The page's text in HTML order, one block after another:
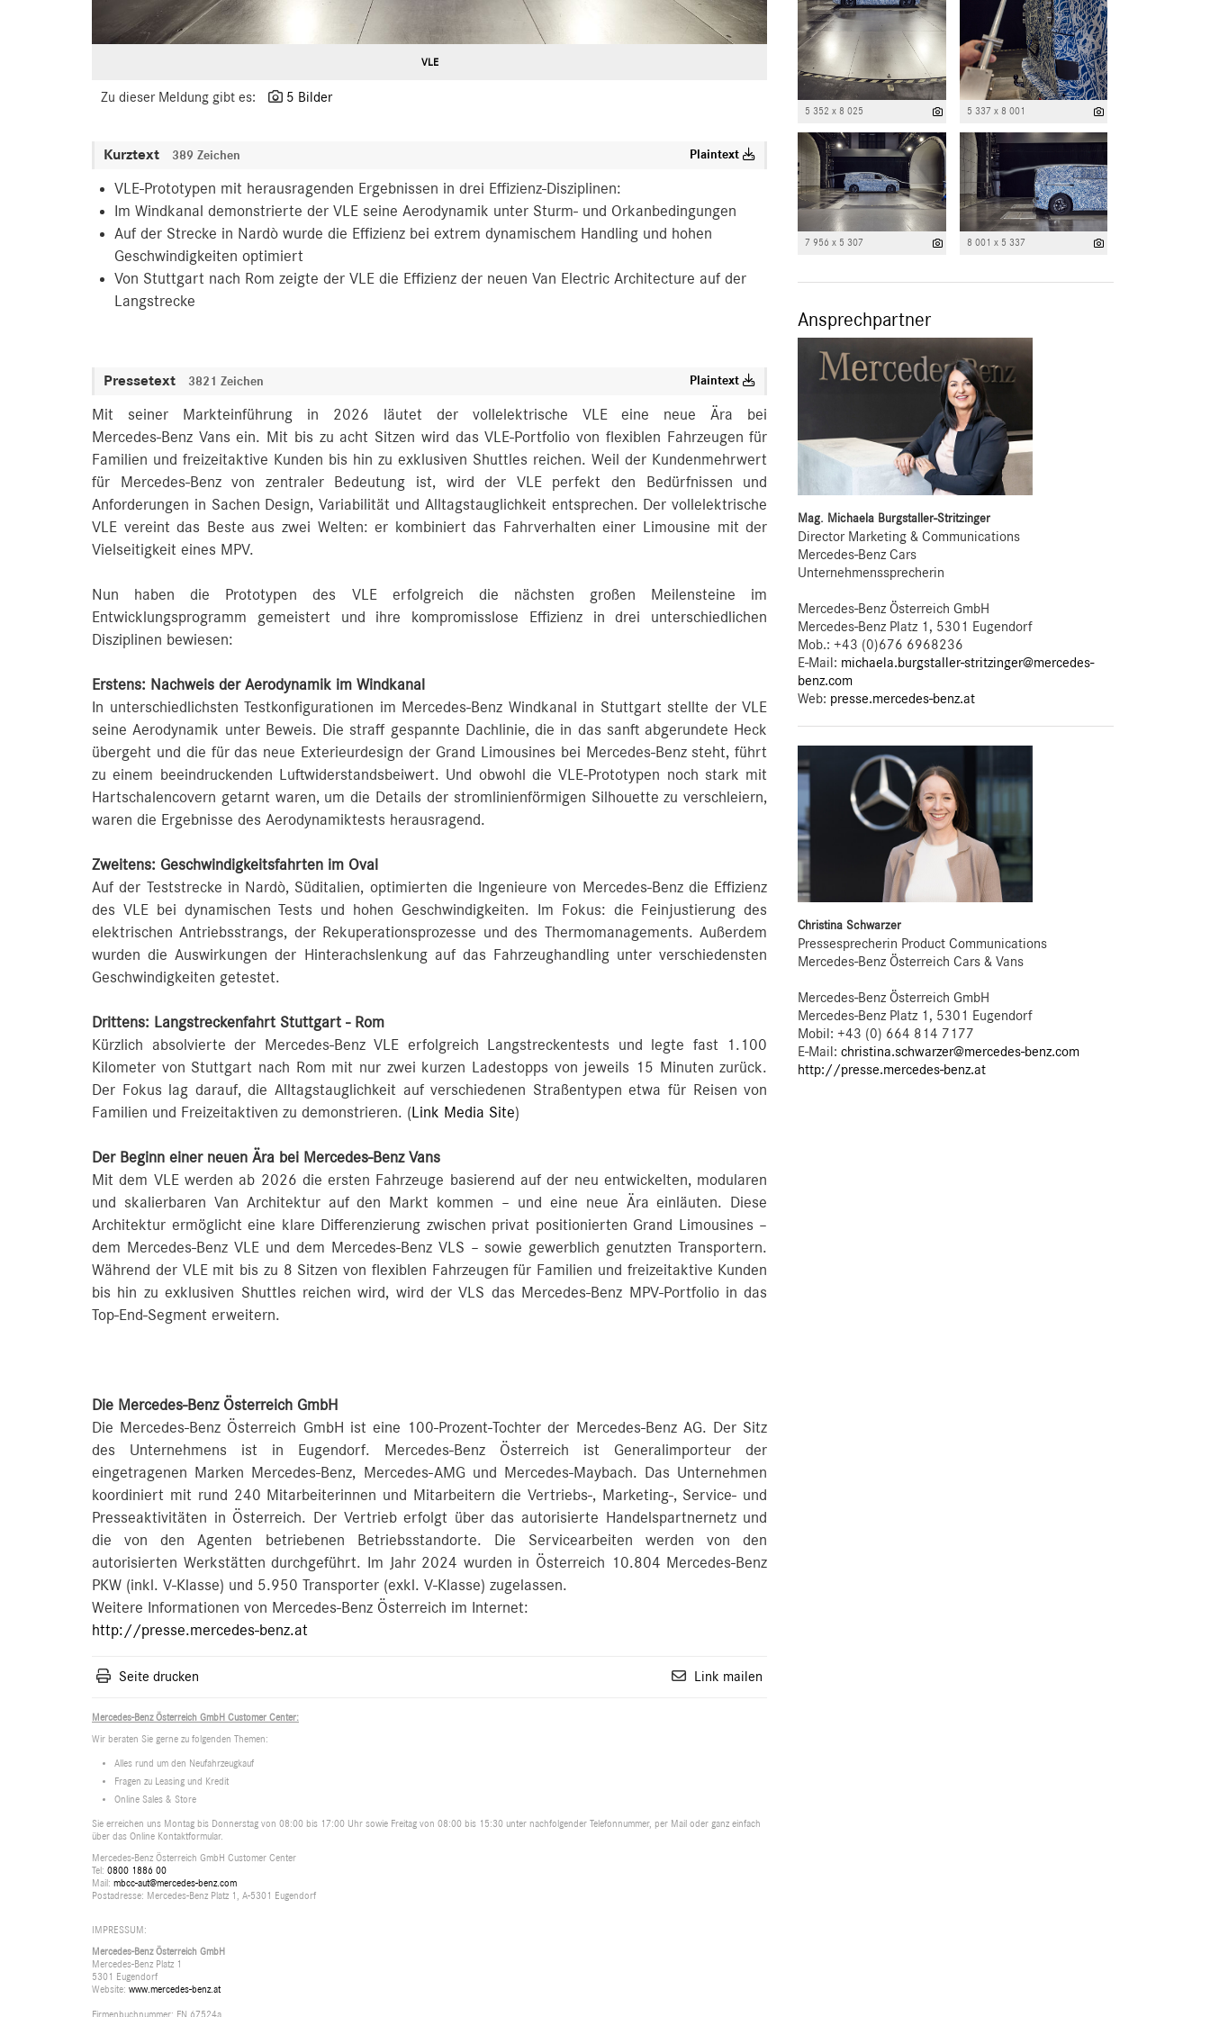
VLE
Zu dieser Meldung gibt es: 5 Bilder
Kurztext 389 Zeichen Plaintext
VLE-Prototypen mit herausragenden Ergebnissen in drei Effizienz-Disziplinen:
Im Windkanal demonstrierte der VLE seine Aerodynamik unter Sturm- und Orkanbedingungen
Auf der Strecke in Nardò wurde die Effizienz bei extrem dynamischem Handling und hohen
Geschwindigkeiten optimiert
Von Stuttgart nach Rom zeigte der VLE die Effizienz der neuen Van Electric Architecture auf der
Langstrecke
Pressetext 3821 Zeichen Plaintext
Mit seiner Markteinführung in 2026 läutet der vollelektrische VLE eine neue Ära bei
Mercedes‑Benz Vans ein. Mit bis zu acht Sitzen wird das VLE-Portfolio von flexiblen Fahrzeugen für
Familien und freizeitaktive Kunden bis hin zu exklusiven Shuttles reichen. Weil der Kundenmehrwert
für Mercedes‑Benz von zentraler Bedeutung ist, wird der VLE perfekt den Bedürfnissen und
Anforderungen in Sachen Design, Variabilität und Alltagstauglichkeit entsprechen. Der vollelektrische
VLE vereint das Beste aus zwei Welten: er kombiniert das Fahrverhalten einer Limousine mit der
Vielseitigkeit eines MPV.
Nun haben die Prototypen des VLE erfolgreich die nächsten großen Meilensteine im
Entwicklungsprogramm gemeistert und ihre kompromisslose Effizienz in drei unterschiedlichen
Disziplinen bewiesen:
Erstens: Nachweis der Aerodynamik im Windkanal
In unterschiedlichsten Testkonfigurationen im Mercedes‑Benz Windkanal in Stuttgart stellte der VLE
seine Aerodynamik unter Beweis. Die straff gespannte Dachlinie, die in das sanft abgerundete Heck
übergeht und die für das neue Exterieurdesign der Grand Limousines bei Mercedes‑Benz steht, führt
zu einem beeindruckenden Luftwiderstandsbeiwert. Und obwohl die VLE-Prototypen noch stark mit
Hartschalencovern getarnt waren, um die Details der stromlinienförmigen Silhouette zu verschleiern,
waren die Ergebnisse des Aerodynamiktests herausragend.
Zweitens: Geschwindigkeitsfahrten im Oval
Auf der Teststrecke in Nardò, Süditalien, optimierten die Ingenieure von Mercedes‑Benz die Effizienz
des VLE bei dynamischen Tests und hohen Geschwindigkeiten. Im Fokus: die Feinjustierung des
elektrischen Antriebsstrangs, der Rekuperationsprozesse und des Thermomanagements. Außerdem
wurden die Auswirkungen der Hinterachslenkung auf das Fahrzeughandling unter verschiedensten
Geschwindigkeiten getestet.
Drittens: Langstreckenfahrt Stuttgart - Rom
Kürzlich absolvierte der Mercedes‑Benz VLE erfolgreich Langstreckentests und legte fast 1.100
Kilometer von Stuttgart nach Rom mit nur zwei kurzen Ladestopps von jeweils 15 Minuten zurück.
Der Fokus lag darauf, die Alltagstauglichkeit auf verschiedenen Straßentypen etwa für Reisen von
Familien und Freizeitaktiven zu demonstrieren. (Link Media Site)
Der Beginn einer neuen Ära bei Mercedes-Benz Vans
Mit dem VLE werden ab 2026 die ersten Fahrzeuge basierend auf der neu entwickelten, modularen
und skalierbaren Van Architektur auf den Markt kommen – und eine neue Ära einläuten. Diese
Architektur ermöglicht eine klare Differenzierung zwischen privat positionierten Grand Limousines –
dem Mercedes-Benz VLE und dem Mercedes-Benz VLS – sowie gewerblich genutzten Transportern.
Während der VLE mit bis zu 8 Sitzen von flexiblen Fahrzeugen für Familien und freizeitaktive Kunden
bis hin zu exklusiven Shuttles reichen wird, wird der VLS das Mercedes-Benz MPV-Portfolio in das
Top-End-Segment erweitern.
Die Mercedes-Benz Österreich GmbH
Die Mercedes-Benz Österreich GmbH ist eine 100-Prozent-Tochter der Mercedes-Benz AG. Der Sitz
des Unternehmens ist in Eugendorf. Mercedes-Benz Österreich ist Generalimporteur der
eingetragenen Marken Mercedes-Benz, Mercedes-AMG und Mercedes-Maybach. Das Unternehmen
koordiniert mit rund 240 Mitarbeiterinnen und Mitarbeitern die Vertriebs-, Marketing-, Service- und
Presseaktivitäten in Österreich. Der Vertrieb erfolgt über das autorisierte Handelspartnernetz und
die von den Agenten betriebenen Betriebsstandorte. Die Servicearbeiten werden von den
autorisierten Werkstätten durchgeführt. Im Jahr 2024 wurden in Österreich 10.804 Mercedes-Benz
PKW (inkl. V-Klasse) und 5.950 Transporter (exkl. V-Klasse) zugelassen.
Weitere Informationen von Mercedes-Benz Österreich im Internet:
http://presse.mercedes-benz.at
Seite drucken Link mailen
Mercedes-Benz Österreich GmbH Customer Center:
Wir beraten Sie gerne zu folgenden Themen:
Alles rund um den Neufahrzeugkauf
Fragen zu Leasing und Kredit
Online Sales & Store
Sie erreichen uns Montag bis Donnerstag von 08:00 bis 17:00 Uhr sowie Freitag von 08:00 bis 15:30 unter nachfolgender Telefonnummer, per Mail oder ganz einfach
über das Online Kontaktformular.
Mercedes-Benz Österreich GmbH Customer Center
Tel: 0800 1886 00
Mail: mbcc-aut@mercedes-benz.com
Postadresse: Mercedes-Benz Platz 1, A-5301 Eugendorf
IMPRESSUM:
Mercedes-Benz Österreich GmbH
Mercedes-Benz Platz 1
5301 Eugendorf
Website: www.mercedes-benz.at
Firmenbuchnummer: FN 67524a
5 352 x 8 025 5 337 x 8 001
7 956 x 5 307 8 001 x 5 337
Ansprechpartner
Mag. Michaela Burgstaller-Stritzinger
Director Marketing & Communications
Mercedes-Benz Cars
Unternehmenssprecherin
Mercedes-Benz Österreich GmbH
Mercedes-Benz Platz 1, 5301 Eugendorf
Mob.:+43 (0)676 6968236
E-Mail: michaela.burgstaller-stritzinger@mercedes-
benz.com
Web: presse.mercedes-benz.at
Christina Schwarzer
Pressesprecherin Product Communications
Mercedes-Benz Österreich Cars & Vans
Mercedes-Benz Österreich GmbH
Mercedes-Benz Platz 1, 5301 Eugendorf
Mobil: +43 (0) 664 814 7177
E-Mail:christina.schwarzer@mercedes-benz.com
http://presse.mercedes-benz.at